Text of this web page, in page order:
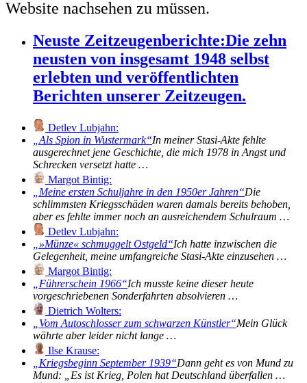
Website nachsehen zu müssen.
Neuste Zeitzeugenberichte:Die zehn
neusten von insgesamt 1948 selbst
erlebten und veröffentlichten
Berichten unserer Zeitzeugen.
Detlev Lubjahn:
Als Spion in Wustermark In meiner Stasi-Akte fehlte
ausgerechnet jene Geschichte, die mich 1978 in Angst und
Schrecken versetzt hatte …
Margot Bintig:
Meine ersten Schuljahre in den 1950er Jahren Die
schlimmsten Kriegsschäden waren damals bereits behoben,
aber es fehlte immer noch an ausreichendem Schulraum …
Detlev Lubjahn:
»Münze« schmuggelt Ostgeld Ich hatte inzwischen die
Gelegenheit, meine umfangreiche Stasi-Akte einzusehen …
Margot Bintig:
Führerschein 1966 Ich musste keine dieser heute
vorgeschriebenen Sonderfahrten absolvieren …
Dietrich Wolters:
Vom Autoschlosser zum schwarzen Künstler Mein Glück
währte aber leider nicht lange …
Ilse Krause:
Kriegsbeginn September 1939 Dann geht es von Mund zu
Mund: „Es ist Krieg, Polen hat Deutschland überfallen …